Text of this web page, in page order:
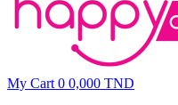
My Cart 0 0,000 TND